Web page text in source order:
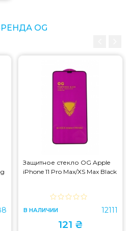
OG
Защитное стекло OG Apple
iPhone 11 Pro Max/XS Max Black
В НАЛИЧИИ 12111
121 ₴